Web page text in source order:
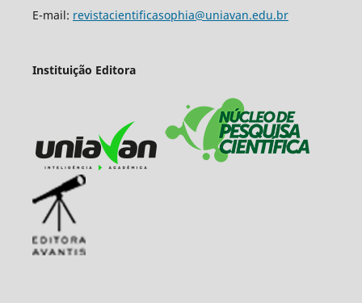
E-mail: revistacientificasophia@uniavan.edu.br
Instituição Editora